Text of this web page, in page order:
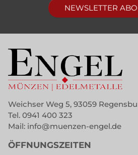
NEWSLETTER
Weichser Weg 5, 93059
Tel. 0941 400 323
Mail: info@muenzen-engel.de
ÖFFNUNGSZEITEN